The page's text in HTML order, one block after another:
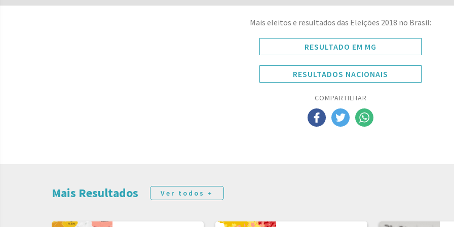
Mais eleitos e resultados das Eleições 2018 no Brasil:
RESULTADO EM MG
RESULTADOS NACIONAIS
COMPARTILHAR
Mais Resultados Ver todos +